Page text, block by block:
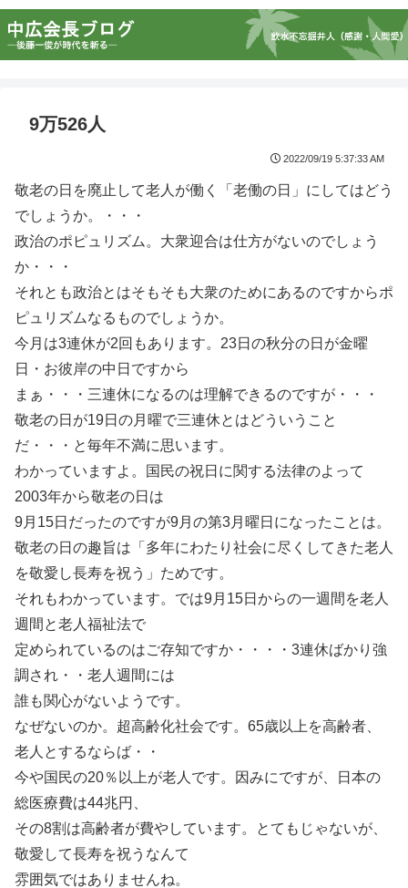
9万526人
2022/09/19 5:37:33 AM
敬老の日を廃止して老人が働く「老働の日」にしてはどう
でしょうか。・・・
政治のポピュリズム。大衆迎合は仕方がないのでしょう
か・・・
それとも政治とはそもそも大衆のためにあるのですからポ
ピュリズムなるものでしょうか。
今月は3連休が2回もあります。23日の秋分の日が金曜
日・お彼岸の中日ですから
まぁ・・・三連休になるのは理解できるのですが・・・
敬老の日が19日の月曜で三連休とはどういうこと
だ・・・と毎年不満に思います。
わかっていますよ。国民の祝日に関する法律のよって
2003年から敬老の日は
9月15日だったのですが9月の第3月曜日になったことは。
敬老の日の趣旨は「多年にわたり社会に尽くしてきた老人
を敬愛し長寿を祝う」ためです。
それもわかっています。では9月15日からの一週間を老人
週間と老人福祉法で
定められているのはご存知ですか・・・・3連休ばかり強
調され・・老人週間には
誰も関心がないようです。
なぜないのか。超高齢化社会です。65歳以上を高齢者、
老人とするならば・・
今や国民の20％以上が老人です。因みにですが、日本の
総医療費は44兆円、
その8割は高齢者が費やしています。とてもじゃないが、
敬愛して長寿を祝うなんて
雰囲気ではありませんね。